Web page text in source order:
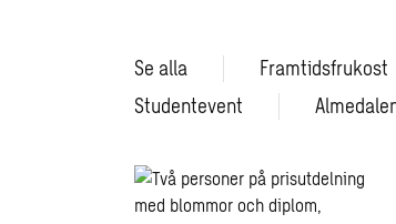
Se alla Framtidsfrukost
Studentevent